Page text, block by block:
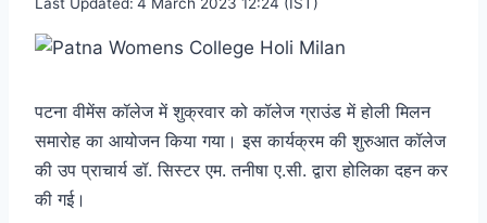
पटना वीमेंस कॉलेज में शुक्रवार को कॉलेज ग्राउंड में होली मिलन
समारोह का आयोजन किया गया। इस कार्यक्रम की शुरुआत कॉलेज
की उप प्राचार्य डॉ. सिस्टर एम. तनीषा ए.सी. द्वारा होलिका दहन कर
की गई।